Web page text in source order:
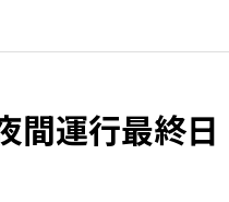
運行最終日